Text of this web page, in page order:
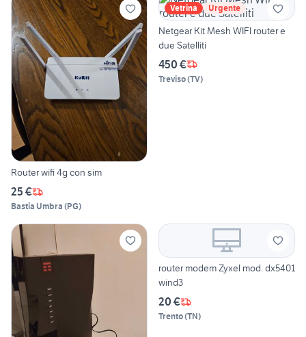
Router wifi 4g con sim
25 €
Bastia Umbra (PG)
Vetrina Urgente
Netgear Kit Mesh WIFI router e
due Satelliti
450 €
Treviso(TV)
router modem Zyxel mod. dx5401
wind3
20 €
Trento(TN)